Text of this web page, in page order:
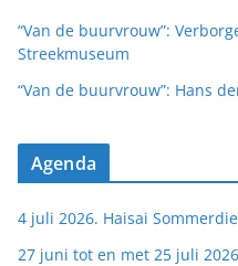
“Van de buurvrouw”:
Streekmuseum
“Van de buurvrouw”: Hans
Agenda
4 juli 2026. Haisai
27 juni tot en met 25 juli